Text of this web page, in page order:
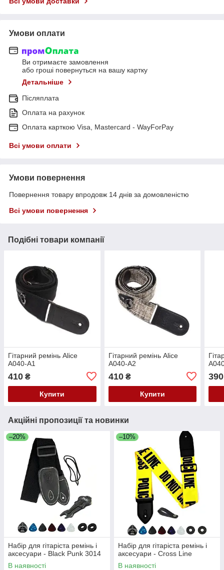
Умови оплати
Ви отримаєте замовлення
або гроші повернуться на вашу картку
Детальніше
Післяплата
Оплата на рахунок
Оплата карткою Visa, Mastercard - WayForPay
Всі умови оплати
Умови повернення
Повернення товару впродовж 14 днів за домовленістю
Всі умови повернення
Подібні товари компанії
Гітарний ремінь Alice
A040-A1
410 ₴
Купити
Гітарний ремінь Alice
A040-A2
410₴
Купити
390
Акційні пропозиції та новинки
–20%
Набір для гітаріста ремінь і
аксесуари - Black Punk 3014
В наявності
–10%
Набір для гітаріста ремінь і
аксесуари - Cross Line
В наявності